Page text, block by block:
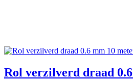
Rol verzilverd draad